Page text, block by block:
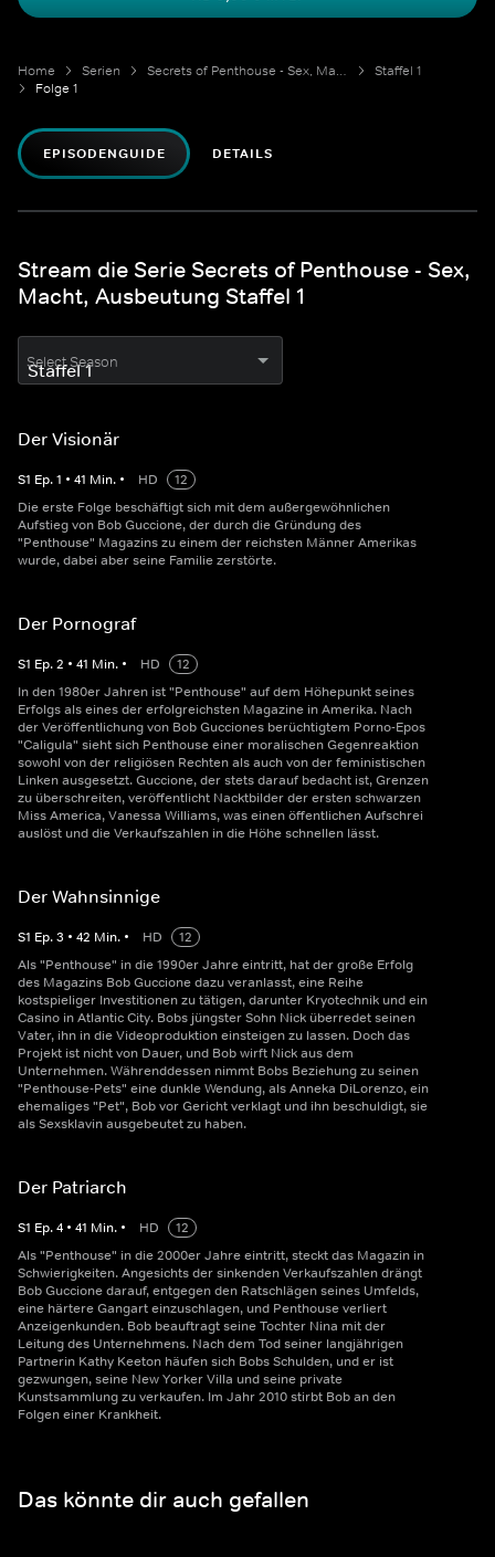
Home Serien Secrets of Penthouse - Sex, Macht, Ausbeutung
Staffel 1
Folge 1
EPISODENGUIDE DETAILS
Stream die Serie Secrets of Penthouse - Sex,
Macht, Ausbeutung Staffel 1
Select Season
Der Visionär
S1 Ep.1 • 41 Min. • HD
12
Die erste Folge beschäftigt sich mit dem außergewöhnlichen
Aufstieg von Bob Guccione, der durch die Gründung des
"Penthouse" Magazins zu einem der reichsten Männer Amerikas
wurde, dabei aber seine Familie zerstörte.
Der Pornograf
S1 Ep.2 • 41 Min. • HD
12
In den 1980er Jahren ist "Penthouse" auf dem Höhepunkt seines
Erfolgs als eines der erfolgreichsten Magazine in Amerika. Nach
der Veröffentlichung von Bob Gucciones berüchtigtem Porno-Epos
"Caligula" sieht sich Penthouse einer moralischen Gegenreaktion
sowohl von der religiösen Rechten als auch von der feministischen
Linken ausgesetzt. Guccione, der stets darauf bedacht ist, Grenzen
zu überschreiten, veröffentlicht Nacktbilder der ersten schwarzen
Miss America, Vanessa Williams, was einen öffentlichen Aufschrei
auslöst und die Verkaufszahlen in die Höhe schnellen lässt.
Der Wahnsinnige
S1 Ep.3 • 42 Min. • HD
12
Als "Penthouse" in die 1990er Jahre eintritt, hat der große Erfolg
des Magazins Bob Guccione dazu veranlasst, eine Reihe
kostspieliger Investitionen zu tätigen, darunter Kryotechnik und ein
Casino in Atlantic City. Bobs jüngster Sohn Nick überredet seinen
Vater, ihn in die Videoproduktion einsteigen zu lassen. Doch das
Projekt ist nicht von Dauer, und Bob wirft Nick aus dem
Unternehmen. Währenddessen nimmt Bobs Beziehung zu seinen
"Penthouse-Pets" eine dunkle Wendung, als Anneka DiLorenzo, ein
ehemaliges "Pet", Bob vor Gericht verklagt und ihn beschuldigt, sie
als Sexsklavin ausgebeutet zu haben.
Der Patriarch
S1 Ep.4 • 41 Min. • HD
12
Als "Penthouse" in die 2000er Jahre eintritt, steckt das Magazin in
Schwierigkeiten. Angesichts der sinkenden Verkaufszahlen drängt
Bob Guccione darauf, entgegen den Ratschlägen seines Umfelds,
eine härtere Gangart einzuschlagen, und Penthouse verliert
Anzeigenkunden. Bob beauftragt seine Tochter Nina mit der
Leitung des Unternehmens. Nach dem Tod seiner langjährigen
Partnerin Kathy Keeton häufen sich Bobs Schulden, und er ist
gezwungen, seine New Yorker Villa und seine private
Kunstsammlung zu verkaufen. Im Jahr 2010 stirbt Bob an den
Folgen einer Krankheit.
Das könnte dir auch gefallen